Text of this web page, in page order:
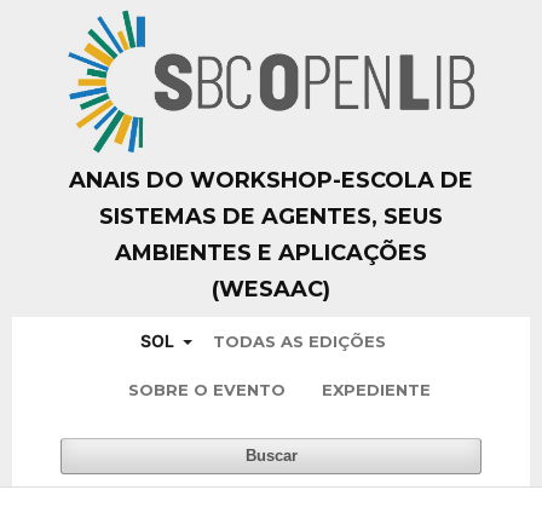
ANAIS DO WORKSHOP-ESCOLA DE
SISTEMAS DE AGENTES, SEUS
AMBIENTES E APLICAÇÕES
(WESAAC)
SOL TODAS AS EDIÇÕES
SOBRE O EVENTO EXPEDIENTE
Buscar